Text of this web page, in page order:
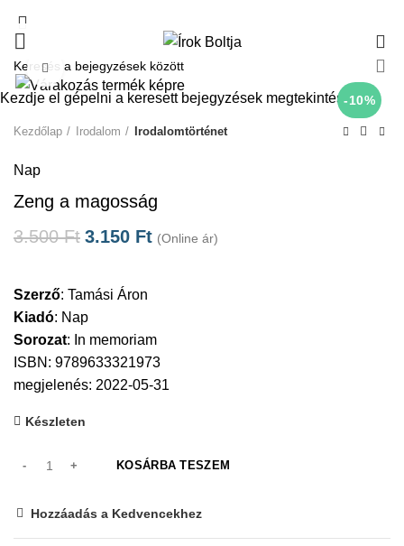
-10%
Click to enlarge
Kezdőlap Irodalom Irodalomtörténet
Nap
Zeng a magosság
3.500Ft 3.150 Ft (Online ár)
Szerző: Tamási Áron
Kiadó: Nap
Sorozat: In memoriam
ISBN: 9789633321973
megjelenés: 2022-05-31
Készleten
KOSÁRBA TESZEM
Hozzáadás a Kedvencekhez
Kezdje el gépelni a keresett bejegyzések megtekintéséhez.